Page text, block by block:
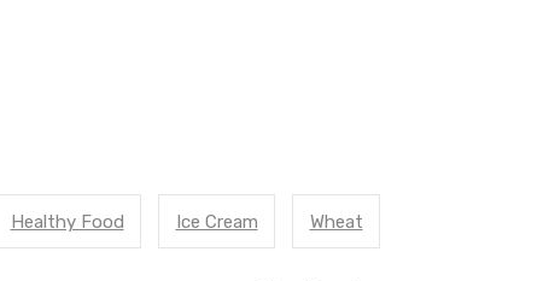
Healthy Food Ice Cream Wheat